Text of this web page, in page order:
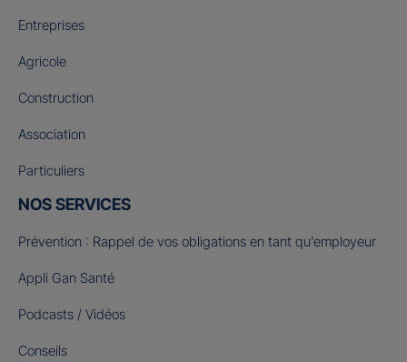
Entreprises
Agricole
Construction
Association
Particuliers
NOS SERVICES
Prévention : Rappel de vos obligations en tant qu’employeur
Appli Gan Santé
Podcasts / Vidéos
Conseils